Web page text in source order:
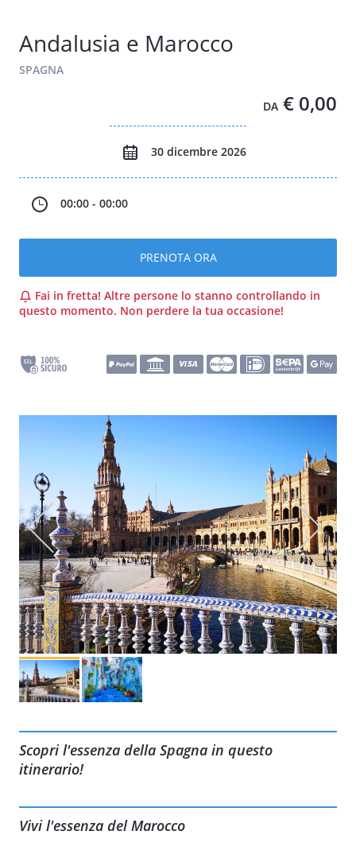
Andalusia e Marocco
SPAGNA
DA € 0,00
30 dicembre 2026
00:00 - 00:00
PRENOTA ORA
Fai in fretta! Altre persone lo stanno controllando in
questo momento. Non perdere la tua occasione!
Scopri l'essenza della Spagna in questo
itinerario!
Vivi l'essenza del Marocco